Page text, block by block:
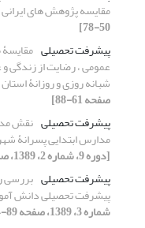
مقایسه پژوهش های
50-78]
پیشرفت تحصیلی
عمومی ، رضایت از
شبانه روزی و روزانۀ
صفحه 61-88]
پیشرفت تحصیلی نقش
مدارس ابتدایی پسرانۀ
[دوره 9، شماره 2، 1389، صفحه 89-126]
پیشرفت تحصیلی بررسی
پیشرفت تحصیلی دانش
شماره 3، 1389، صفحه 89-124]